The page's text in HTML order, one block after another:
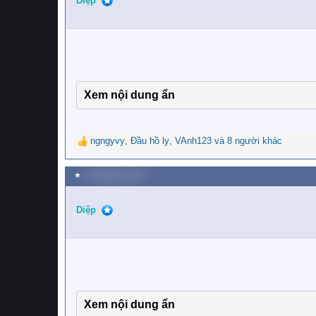
Xem nội dung ẩn
R
e
a
c
i
ngngyvy, Đầu hồ ly, VAnh123 và 8 người khác
★
Diệp
Xem nội dung ẩn